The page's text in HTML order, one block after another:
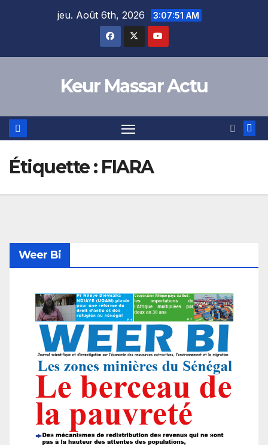
jeu. Août 6th, 2026 3:07:51 AM
Keur Massar Actu
Étiquette : FIARA
Weer Bi